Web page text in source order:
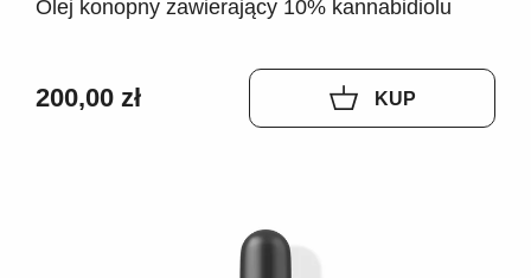
Olej konopny zawierający 10% kannabidiolu
200,00 zł KUP